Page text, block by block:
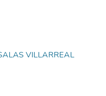
VILLARREAL